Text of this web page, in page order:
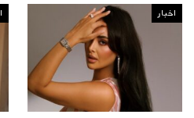
اخبار